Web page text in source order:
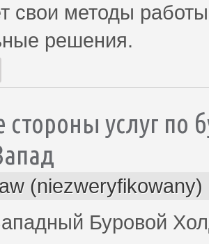
свои методы
решения.
услуг по
(niezweryfikowany)
Буровой